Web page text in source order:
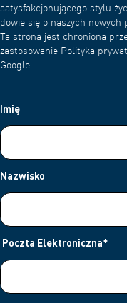
satysfakcjonującego stylu
dowie się o naszych nowych
Ta strona jest chroniona
zastosowanie Polityka
Google.
Imię
Nazwisko
Poczta Elektroniczna*